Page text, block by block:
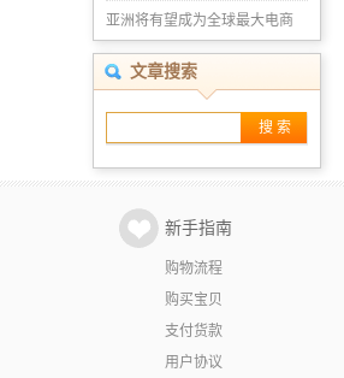
亚洲将有望成为全球最大电商
文章搜索
搜 索
新手指南
购物流程
购买宝贝
支付货款
用户协议